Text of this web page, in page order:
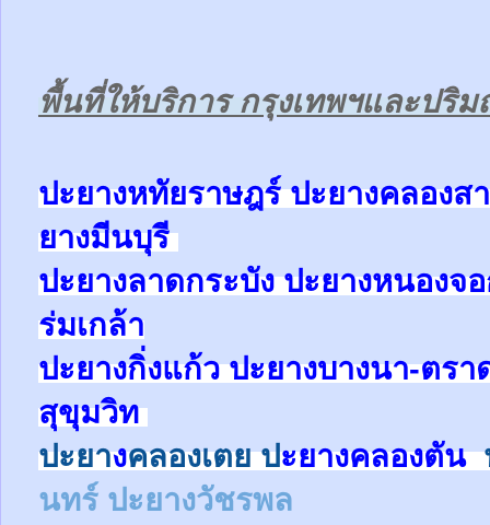
พื้นที่ให้บริการ กรุงเทพฯและปริ
ปะยางหทัยราษฎร์ ปะยางคลองส
ยางมีนบุรี
ปะยางลาดกระบัง ปะยางหนองจ
ร่มเกล้า
ปะยางกิ่งแก้วปะยางบางนา-ตร
สุขุมวิท
ปะยางคลองเตย ปะยางคลองตัน
นทร์ ปะยางวัชรพล